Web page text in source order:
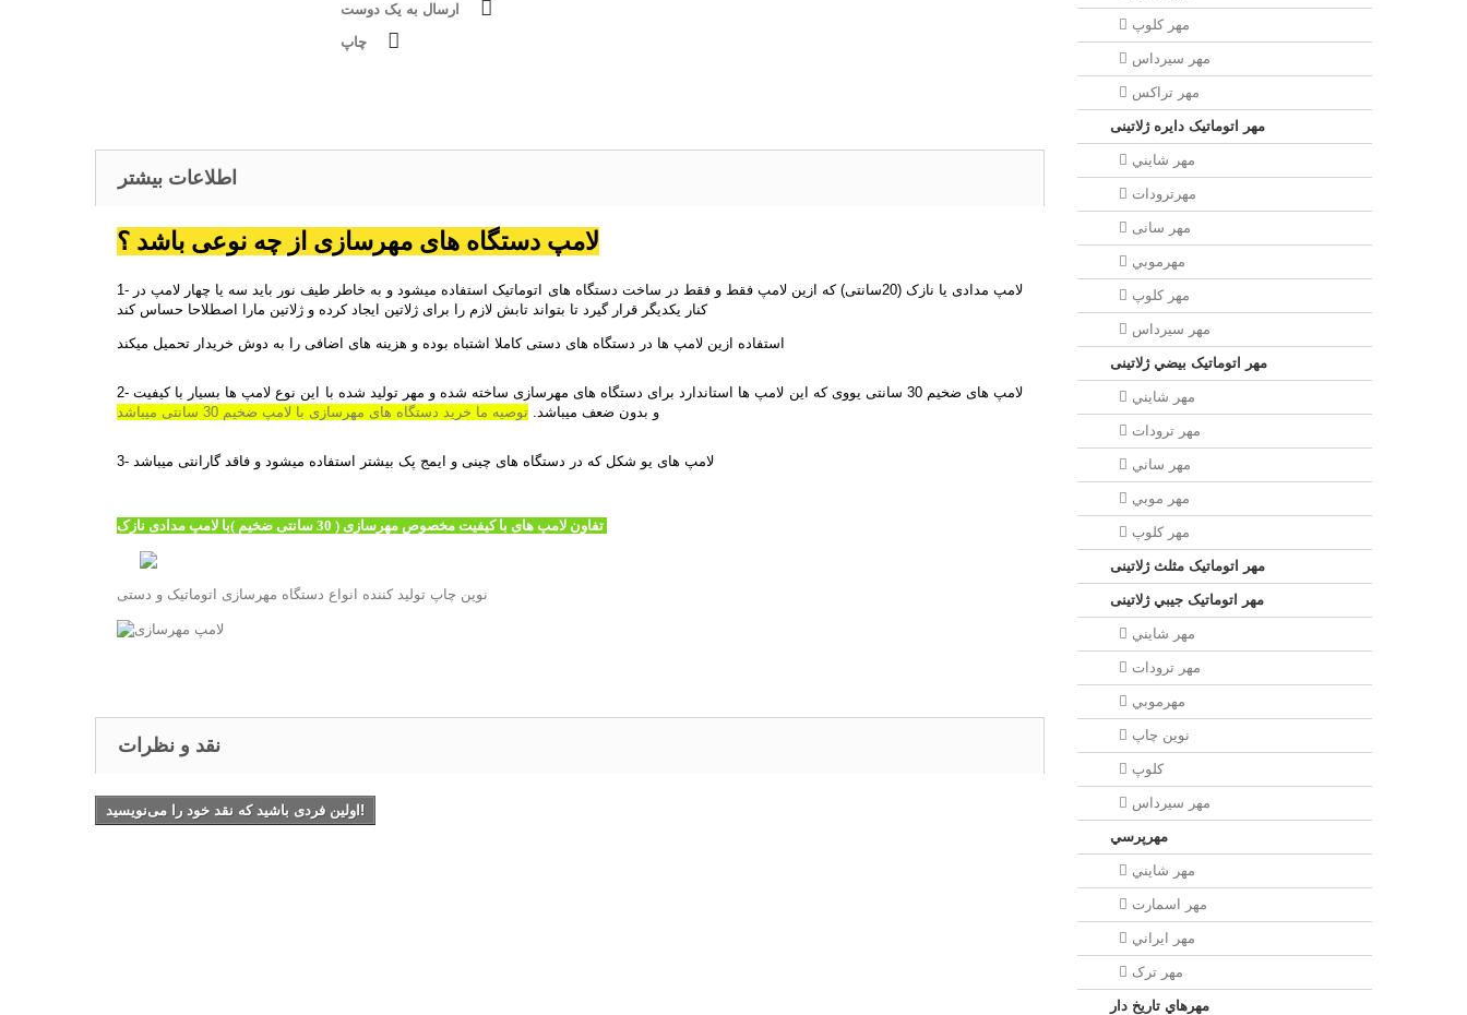
مهر كلوپ
مهر سيرداس
مهر تراکس
مهر اتوماتیک دايره ژلاتینی
مهر شايني
مهرترودات
مهر سانی
مهرموبي
مهر كلوپ
مهر سيرداس
مهر اتوماتیک بيضي ژلاتینی
مهر شايني
مهر ترودات
مهر ساني
مهر موبي
مهر كلوپ
مهر اتوماتیک مثلث ژلاتینی
مهر اتوماتیک جيبي ژلاتینی
مهر شايني
مهر ترودات
مهرموبي
نوين چاپ
کلوپ
مهر سيرداس
مهرپرسي
مهر شايني
مهر اسمارت
مهر ايراني
مهر ترک
مهرهاي تاريخ دار
ارسال به یک دوست
چاپ
اطلاعات بیشتر
لامپ دستگاه های مهرسازی از چه نوعی باشد ؟
1- لامپ مدادی یا نازک (20سانتی) که ازین لامپ فقط و فقط در ساخت دستگاه های اتوماتیک استفاده میشود و به خاطر طیف نور باید سه یا چهار لامپ در
کنار یکدیگر قرار گیرد تا بتواند تابش لازم را برای ژلاتین ایجاد کرده و ژلاتین مارا اصطلاحا حساس کند
استفاده ازین لامپ ها در دستگاه های دستی کاملا اشتباه بوده و هزینه های اضافی را به دوش خریدار تحمیل میکند
2- لامپ های ضخیم 30 سانتی یووی که این لامپ ها استاندارد برای دستگاه های مهرسازی ساخته شده و مهر تولید شده با این نوع لامپ ها بسیار با کیفیت
و بدون ضعف میباشد. توصیه ما خرید دستگاه های مهرسازی با لامپ ضخیم 30 سانتی میباشد
3- لامپ های یو شکل که در دستگاه های چینی و ایمج پک بیشتر استفاده میشود و فاقد گارانتی میباشد
نوین چاپ تولید کننده انواع دستگاه مهرسازی اتوماتیک و دستی
نقد و نظرات
اولین فردی باشید که نقد خود را می‌نویسید!